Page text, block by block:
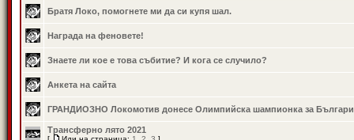
Братя Локо, помогнете ми да си купя шал.
Награда на феновете!
Знаете ли кое е това събитие? И кога се случило?
Анкета на сайта
ГРАНДИОЗНО Локомотив донесе Олимпийска шампионка за
Трансферно лято 2021